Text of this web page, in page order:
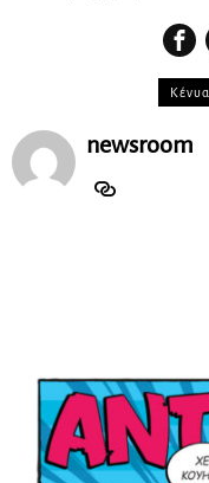
Κένυα
newsroom